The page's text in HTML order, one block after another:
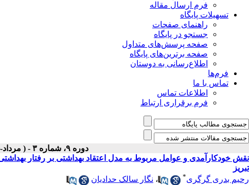
فرم ارسال مقاله
تسهیلات پایگاه
راهنمای صفحات
جستجو در پایگاه
صفحه پرسش‌های متداول
صفحه برترین‌های پایگاه
اطلاع‌رسانی به دوستان
فرم‌ها
تماس با ما
اطلاعات تماس
فرم برقراری ارتباط
دوره ۹، شماره ۳ - ( مرداد-شهریور ۱۳۹۰ )
نقش خودکارآمدی و عوامل مربوط به مدل اعتقاد بهداشتی بر رفتار
تبریز
رحیم بدری گرگری* ، نگار سالک حدادیان